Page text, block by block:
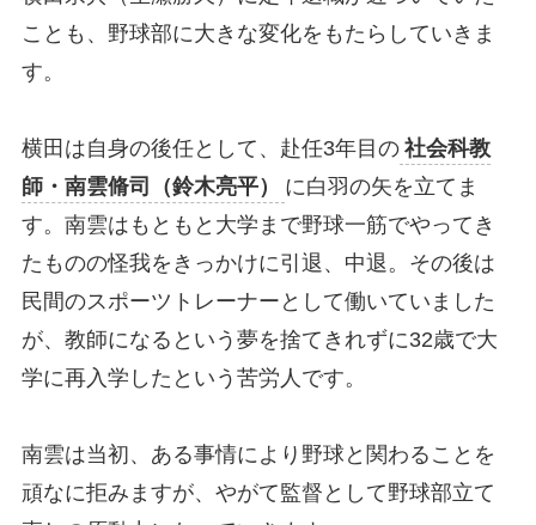
ことも、野球部に大きな変化をもたらしていきま
す。
横田は自身の後任として、赴任3年目の 社会科教
師・南雲脩司（鈴木亮平）
に白羽の矢を立てま
す。南雲はもともと大学まで野球一筋でやってき
たものの怪我をきっかけに引退、中退。その後は
民間のスポーツトレーナーとして働いていました
が、教師になるという夢を捨てきれずに32歳で大
学に再入学したという苦労人です。
南雲は当初、ある事情により野球と関わることを
頑なに拒みますが、やがて監督として野球部立て